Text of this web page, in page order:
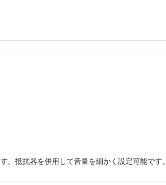
。抵抗器を併用して音量を細かく設定可能です